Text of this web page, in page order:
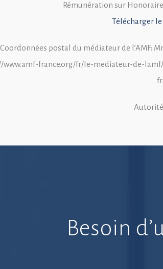
Rémunération sur
Télécharger le
Coordonnées postal du médiateur de l’AMF:
www.amf-france.org/fr/le-mediateur-de-
Besoin